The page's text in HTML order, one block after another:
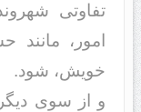
تفاوتی
امور،
خویش، شود.
و از سوی